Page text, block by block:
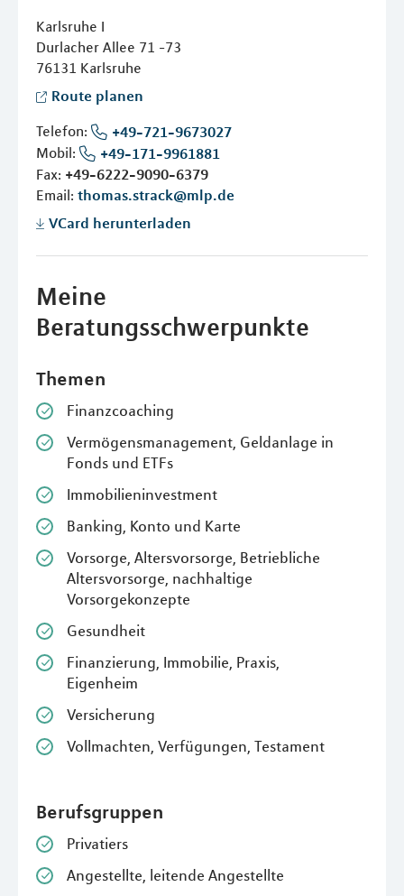
Karlsruhe I
Durlacher Allee 71 -73
76131 Karlsruhe
Route planen
Telefon:
+49-721-9673027
Mobil:
+49-171-9961881
Fax: +49-6222-9090-6379
Email: thomas.strack@mlp.de
VCard herunterladen
Meine
Beratungsschwerpunkte
Themen
Finanzcoaching
Vermögensmanagement, Geldanlage in
Fonds und ETFs
Immobilieninvestment
Banking, Konto und Karte
Vorsorge, Altersvorsorge, Betriebliche
Altersvorsorge, nachhaltige
Vorsorgekonzepte
Gesundheit
Finanzierung, Immobilie, Praxis,
Eigenheim
Versicherung
Vollmachten, Verfügungen, Testament
Berufsgruppen
Privatiers
Angestellte, leitende Angestellte